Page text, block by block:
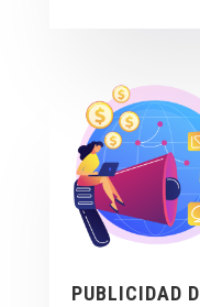
PUBLICIDAD